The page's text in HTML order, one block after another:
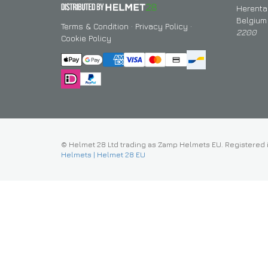
Terms & Condition · Privacy Policy ·
Cookie Policy
Belgium
2200
© Helmet 28 Ltd trading as Zamp Helmets EU. Registered
Helmets | Helmet 28 EU